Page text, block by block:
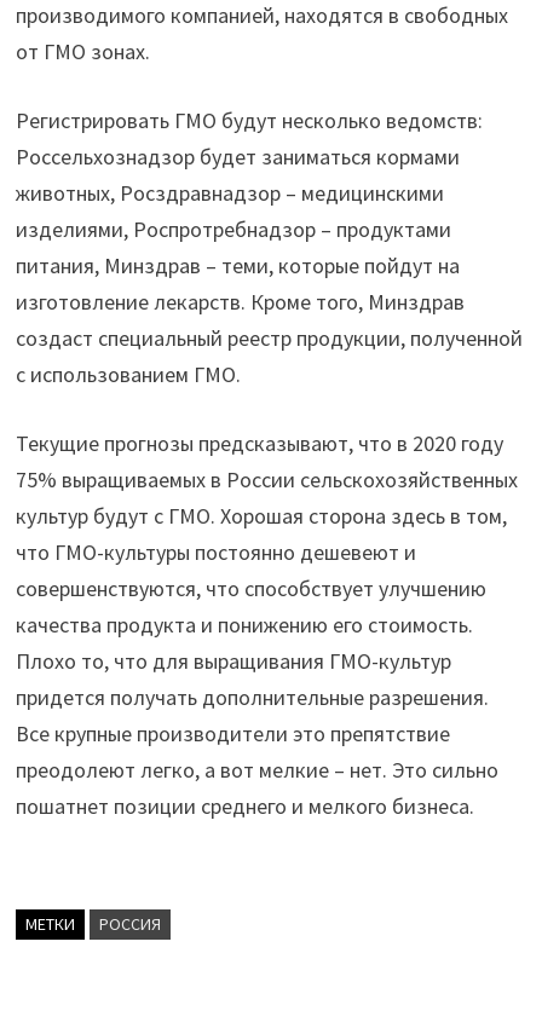
производимого компанией, находятся в свободных
от ГМО зонах.
Регистрировать ГМО будут несколько ведомств:
Россельхознадзор будет заниматься кормами
животных, Росздравнадзор – медицинскими
изделиями, Роспротребнадзор – продуктами
питания, Минздрав – теми, которые пойдут на
изготовление лекарств. Кроме того, Минздрав
создаст специальный реестр продукции, полученной
с использованием ГМО.
Текущие прогнозы предсказывают, что в 2020 году
75% выращиваемых в России сельскохозяйственных
культур будут с ГМО. Хорошая сторона здесь в том,
что ГМО-культуры постоянно дешевеют и
совершенствуются, что способствует улучшению
качества продукта и понижению его стоимость.
Плохо то, что для выращивания ГМО-культур
придется получать дополнительные разрешения.
Все крупные производители это препятствие
преодолеют легко, а вот мелкие – нет. Это сильно
пошатнет позиции среднего и мелкого бизнеса.
МЕТКИ РОССИЯ